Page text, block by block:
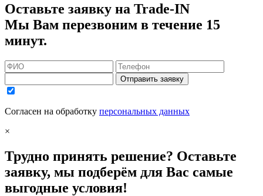
Оставьте заявку на Trade-IN
Мы Вам перезвоним в течение 15
минут.
Отправить заявку
Согласен на обработку персональных данных
×
Трудно принять решение? Оставьте
заявку, мы подберём для Вас самые
выгодные условия!